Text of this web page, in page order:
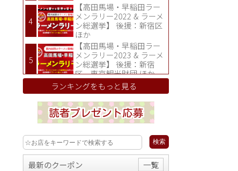
【高田馬場・早稲田ラー
メンラリー2022 & ラーメ
ン総選挙】 後援：新宿区
ほか
【高田馬場・早稲田ラー
メンラリー2023 & ラーメ
ン総選挙】 後援：新宿
区、東京観光財団 ほか
ランキングをもっと見る
最新のクーポン
一覧